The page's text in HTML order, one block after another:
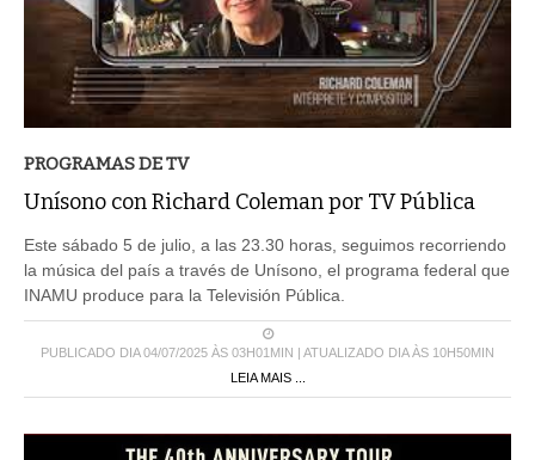
Unísono con Richard Coleman por TV Pública
Este sábado 5 de julio, a las 23.30 horas, seguimos recorriendo
la música del país a través de Unísono, el programa federal que
INAMU produce para la Televisión Pública.
PUBLICADO DIA 04/07/2025 ÀS 03H01MIN | ATUALIZADO DIA ÀS 10H50MIN
LEIA MAIS ...